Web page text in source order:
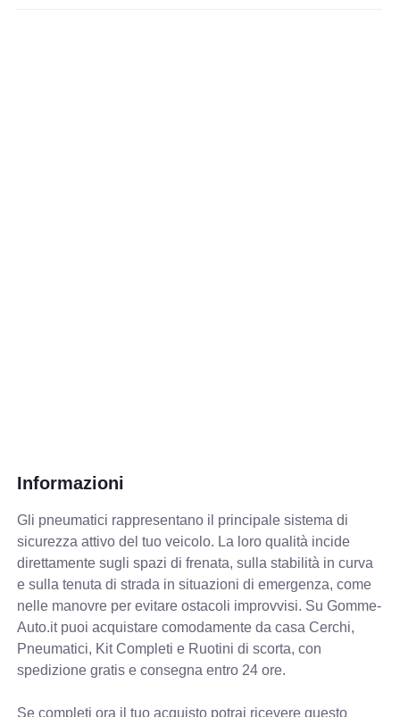
Informazioni
Gli pneumatici rappresentano il principale sistema di
sicurezza attivo del tuo veicolo. La loro qualità incide
direttamente sugli spazi di frenata, sulla stabilità in curva
e sulla tenuta di strada in situazioni di emergenza, come
nelle manovre per evitare ostacoli improvvisi. Su Gomme-
Auto.it puoi acquistare comodamente da casa Cerchi,
Pneumatici, Kit Completi e Ruotini di scorta, con
spedizione gratis e consegna entro 24 ore.
Se completi ora il tuo acquisto potrai ricevere questo